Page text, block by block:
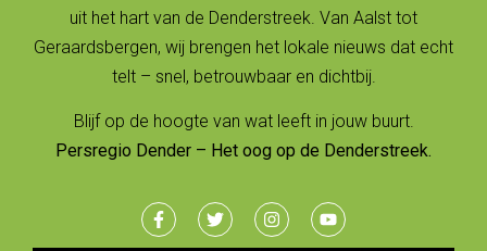
uit het hart van de Denderstreek. Van Aalst tot
Geraardsbergen, wij brengen het lokale nieuws dat echt
telt – snel, betrouwbaar en dichtbij.
Blijf op de hoogte van wat leeft in jouw buurt.
Persregio Dender – Het oog op de Denderstreek.